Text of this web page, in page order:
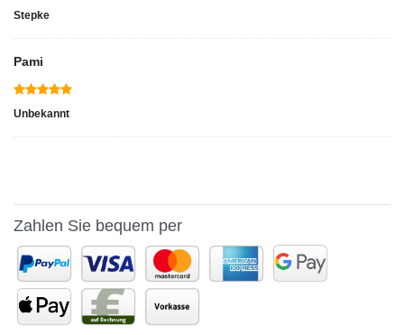
Stepke
Pami
Unbekannt
Zahlen Sie bequem per